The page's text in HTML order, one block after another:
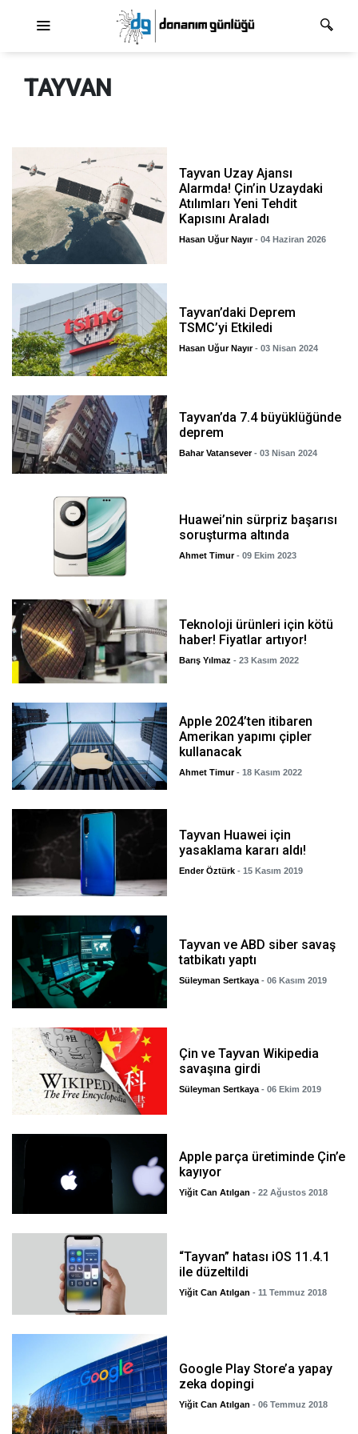
TAYVAN
Tayvan Uzay Ajansı
Alarmda! Çin’in Uzaydaki
Atılımları Yeni Tehdit
Kapısını Araladı
Hasan Uğur Nayır - 04 Haziran 2026
Tayvan’daki Deprem
TSMC’yi Etkiledi
Hasan Uğur Nayır - 03 Nisan 2024
Tayvan’da 7.4 büyüklüğünde
deprem
Bahar Vatansever - 03 Nisan 2024
Huawei’nin sürpriz başarısı
soruşturma altında
Ahmet Timur - 09 Ekim 2023
Teknoloji ürünleri için kötü
haber! Fiyatlar artıyor!
Barış Yılmaz - 23 Kasım 2022
Apple 2024’ten itibaren
Amerikan yapımı çipler
kullanacak
Ahmet Timur - 18 Kasım 2022
Tayvan Huawei için
yasaklama kararı aldı!
Ender Öztürk - 15 Kasım 2019
Tayvan ve ABD siber savaş
tatbikatı yaptı
Süleyman Sertkaya - 06 Kasım 2019
Çin ve Tayvan Wikipedia
savaşına girdi
Süleyman Sertkaya - 06 Ekim 2019
Apple parça üretiminde Çin’e
kayıyor
Yiğit Can Atılgan - 22 Ağustos 2018
“Tayvan” hatası iOS 11.4.1
ile düzeltildi
Yiğit Can Atılgan - 11 Temmuz 2018
Google Play Store’a yapay
zeka dopingi
Yiğit Can Atılgan - 06 Temmuz 2018